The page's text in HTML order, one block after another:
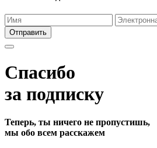
Отправить
Спасибо
за подписку
Теперь, ты ничего не пропустишь,
мы обо всем расскажем